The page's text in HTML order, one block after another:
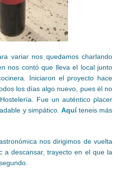
variar nos quedamos charlando
nos contó que lleva el local junto
Iniciaron el proyecto hace
los días algo nuevo, pues él no
Fue un auténtico placer
y simpático. Aquíteneis más
nos dirigimos de vuelta
a descansar, trayecto en el que la